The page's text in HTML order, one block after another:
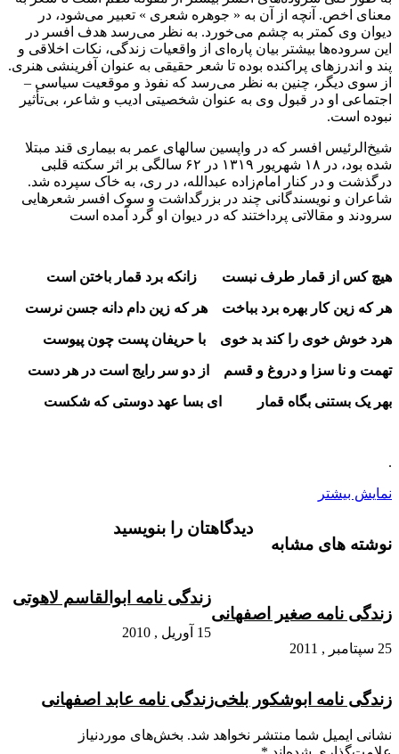
معنای‌ اخص‌. آنچه‌ از آن‌ به‌ « جوهره شعری‌ » تعبیر مى‌شود، در
دیوان‌ وی‌ کمتر به‌ چشم‌ مى‌خورد. به‌ نظر مى‌رسد هدف‌ افسر در
این‌ سروده‌ها بیشتر بیان‌ پاره‌ای‌ از واقعیات‌ زندگى‌، نکات‌ اخلاقى‌ و
پند و اندرزهای‌ پراکنده‌ بوده‌ تا شعر حقیقى‌ به‌ عنوان‌ آفرینشى‌ هنری‌.
از سوی‌ دیگر، چنین‌ به‌ نظر مى‌رسد که‌ نفوذ و موقعیت‌ سیاسى‌ –
اجتماعى‌ او در قبول‌ وی‌ به‌ عنوان‌ شخصیتى‌ ادیب‌ و شاعر، بى‌تأثیر
نبوده‌ است‌.
شیخ‌الرئیس‌ افسر که‌ در واپسین‌ سالهای‌ عمر به‌ بیماری‌ قند مبتلا
شده‌ بود، در ۱۸ شهریور ۱۳۱۹ در ۶۲ سالگى‌ بر اثر سکته قلبى‌
درگذشت‌ و در کنار امام‌زاده‌ عبدالله‌، در ری‌، به‌ خاک‌ سپرده‌ شد.
شاعران‌ و نویسندگانى‌ چند در بزرگداشت‌ و سوک‌ افسر شعرهایى‌
سرودند و مقالاتى‌ پرداختند که‌ در دیوان‌ او گرد آمده‌ است
هیچ کس از قمار طرف نبست زانکه برد قمار باختن است
هر که زین کار بهره برد بباخت هر که زین دام دانه جسن نرست
هرد خوش خوی را کند بد خوی با حریفان پست چون پیوست
تهمت و نا سزا و دروغ و قسم از دو سر رایج است در هر دست
بهر یک بستنی بگاه قمار ای بسا عهد دوستی که شکست
.
نمایش بیشتر
نوشته های مشابه
زندگی نامه صغیر اصفهانی
25 سپتامبر , 2011
زندگی نامه ابوالقاسم لاهوتی
15 آوریل , 2010
زندگی نامه ابوشکور بلخیزندگی نامه عابد اصفهانی
دیدگاهتان را بنویسید
نشانی ایمیل شما منتشر نخواهد شد. بخش‌های موردنیاز